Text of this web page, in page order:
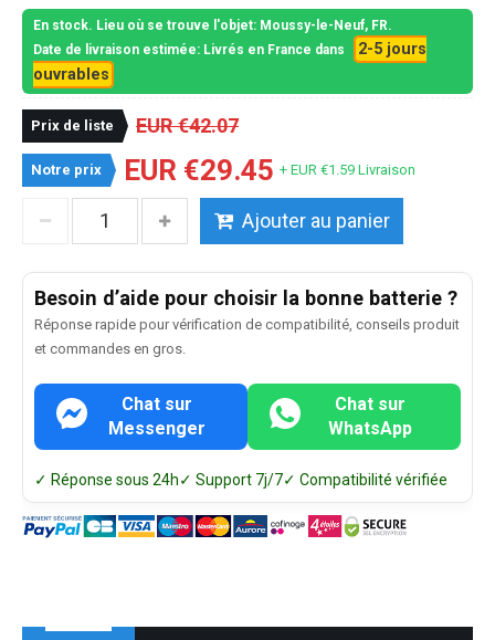
En stock. Lieu où se trouve l'objet: Moussy-le-Neuf, FR.
Date de livraison estimée: Livrés en France dans
2-5 jours
ouvrables
Prix de liste EUR €42.07
Notre prix EUR €29.45 + EUR €1.59 Livraison
Ajouter au panier
Besoin d’aide pour choisir la bonne batterie ?
Réponse rapide pour vérification de compatibilité, conseils produit
et commandes en gros.
Chat sur
Messenger
Chat sur
WhatsApp
✓ Réponse sous 24h✓ Support 7j/7✓ Compatibilité vérifiée